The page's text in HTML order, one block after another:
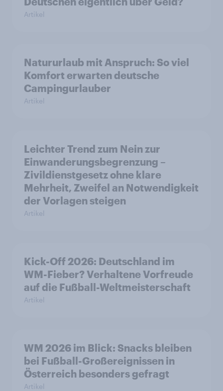
Artikel
Natururlaub mit Anspruch: So viel
Komfort erwarten deutsche
Campingurlauber
Artikel
Leichter Trend zum Nein zur
Einwanderungsbegrenzung –
Zivildienstgesetz ohne klare
Mehrheit, Zweifel an Notwendigkeit
der Vorlagen steigen
Artikel
Kick-Off 2026: Deutschland im
WM-Fieber? Verhaltene Vorfreude
auf die Fußball-Weltmeisterschaft
Artikel
WM 2026 im Blick: Snacks bleiben
bei Fußball-Großereignissen in
Österreich besonders gefragt
Artikel